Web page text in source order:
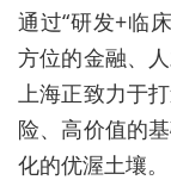
通过“研发+临
方位的金融、
上海正致力于
险、高价值的
化的优渥土壤。